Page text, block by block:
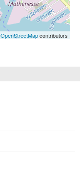
OpenStreetMapcontributors